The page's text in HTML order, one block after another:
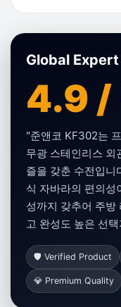
Global
4.9 /
"준앤코 KF302는
무광 스테인리스 외
즐을 갖춘 수전입니
식 자바라의 편의성
성까지 갖추어 주방
고 완성도 높은 선
🛡️ Verified Product
💎 Premium Quality